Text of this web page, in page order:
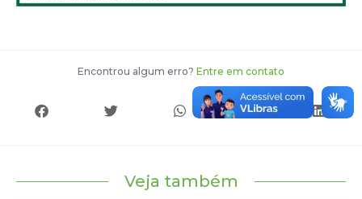
Encontrou algum erro? Entre em contato
Veja também